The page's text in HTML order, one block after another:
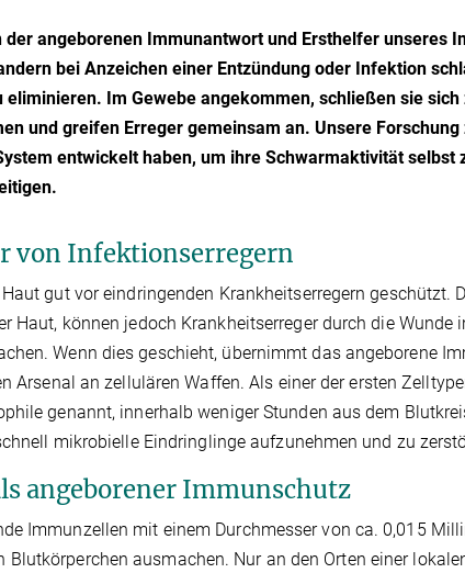
angeborenen Immunantwort und Ersthelfer unseres
bei Anzeichen einer Entzündung oder Infektion
Im Gewebe angekommen, schließen sie sich
und greifen Erreger gemeinsam an. Unsere Forschung
entwickelt haben, um ihre Schwarmaktivität selbst
von Infektionserregern
gut vor eindringenden Krankheitserregern geschützt.
Haut, können jedoch Krankheitserreger durch die Wunde
Wenn dies geschieht, übernimmt das angeborene
Arsenal an zellulären Waffen. Als einer der ersten
genannt, innerhalb weniger Stunden aus dem
mikrobielle Eindringlinge aufzunehmen und zu
angeborener Immunschutz
Immunzellen mit einem Durchmesser von ca. 0,015
ausmachen. Nur an den Orten einer